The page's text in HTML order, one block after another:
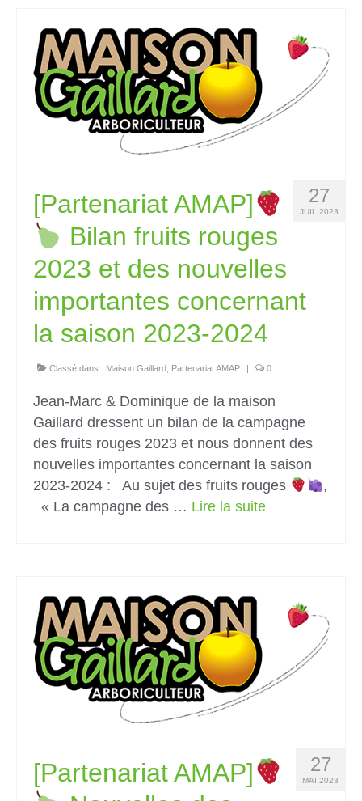
27
JUIL 2023
[Partenariat AMAP]
Bilan fruits rouges
2023 et des nouvelles
importantes concernant
la saison 2023-2024
Classé dans : Maison Gaillard Partenariat AMAP 0
Jean-Marc & Dominique de la maison
Gaillard dressent un bilan de la campagne
des fruits rouges 2023 et nous donnent des
nouvelles importantes concernant la saison
2023-2024 : Au sujet des fruits rouges
,
« La campagne des … Lire la suite­­
27
MAI 2023
[Partenariat AMAP]